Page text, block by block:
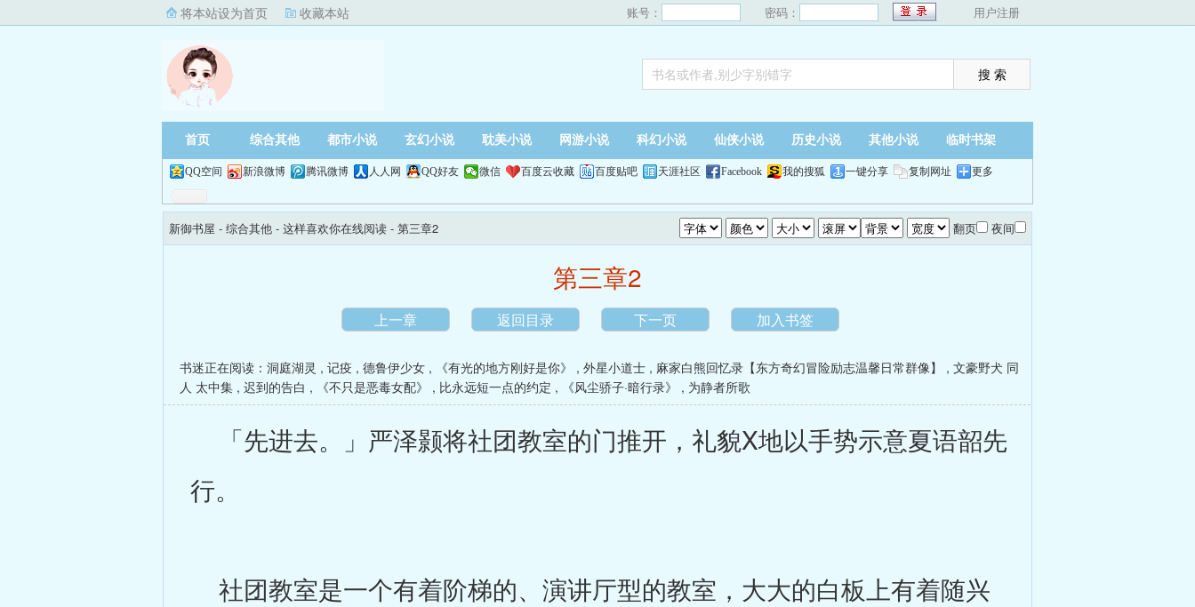
将本站设为首页 收藏本站 账号： 密码： 用户注册
首页 综合其他 都市小说 玄幻小说 耽美小说 网游小说 科幻小说 仙侠小说 历史小说 其他小说 临时书架
QQ空间 新浪微博 腾讯微博 人人网 QQ好友 微信 百度云收藏 百度贴吧 天涯社区 Facebook 我的搜狐 一键分享 复制网址 更多
新御书屋 - 综合其他 - 这样喜欢你在线阅读 - 第三章2 翻页 夜间
第三章2
上一章 返回目录 下一页 加入书签
书迷正在阅读： 洞庭湖灵 , 记疫 , 德鲁伊少女 , 《有光的地方刚好是你》 , 外星小道士 , 麻家白熊回忆录【东方奇幻冒险励志温馨日常群像】 , 文豪野犬 同
人 太中集 , 迟到的告白 , 《不只是恶毒女配》 , 比永远短一点的约定 , 《风尘骄子·暗行录》 , 为静者所歌
「先进去。」严泽颢将社团教室的门推开，礼貌X地以手势示意夏语韶先
行。
社团教室是一个有着阶梯的、演讲厅型的教室，大大的白板上有着随兴